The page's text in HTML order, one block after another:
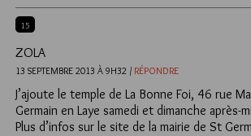
15
ZOLA
13 SEPTEMBRE 2013 À 9H32 / RÉPONDRE
J’ajoute le temple de La Bonne Foi, 46 rue
Germain en Laye samedi et dimanche après-
Plus d’infos sur le site de la mairie de St